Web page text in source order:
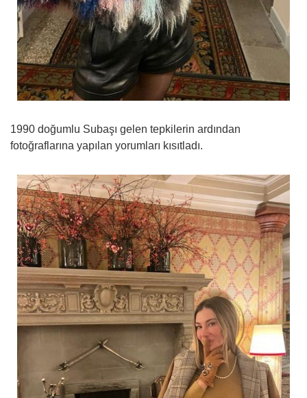
1990 doğumlu Subaşı gelen tepkilerin ardından
fotoğraflarına yapılan yorumları kısıtladı.